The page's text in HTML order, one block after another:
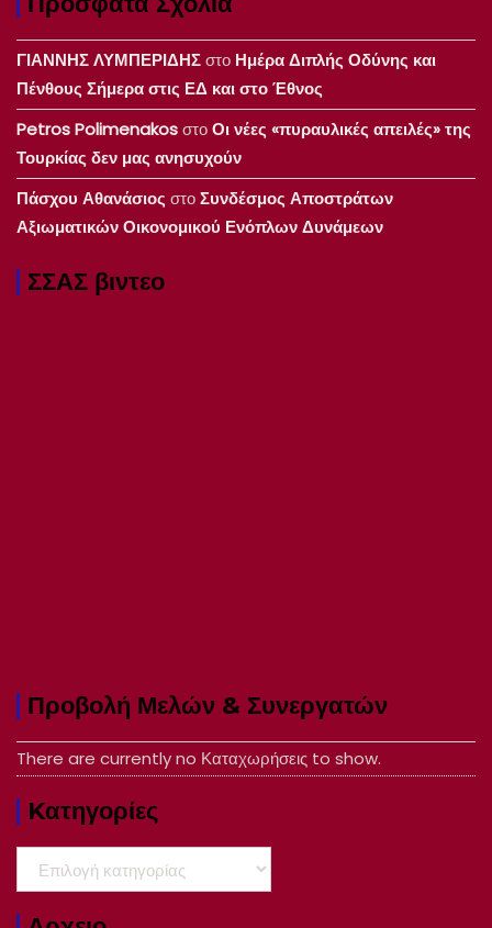
ΓΙΑΝΝΗΣ ΛΥΜΠΕΡΙΔΗΣστο Ημέρα Διπλής Οδύνης και
Πένθους Σήμερα στις ΕΔ και στο Έθνος
Petros PolimenakosστοΟι νέες «πυραυλικές απειλές» της
Τουρκίας δεν μας ανησυχούν
Πάσχου Αθανάσιος στοΣυνδέσμος Αποστράτων
Αξιωματικών Οικονομικού Ενόπλων Δυνάμεων
ΣΣΑΣ βιντεο
Προβολή Μελών & Συνεργατών
There are currently no Καταχωρήσεις to show.
Kατηγορίες